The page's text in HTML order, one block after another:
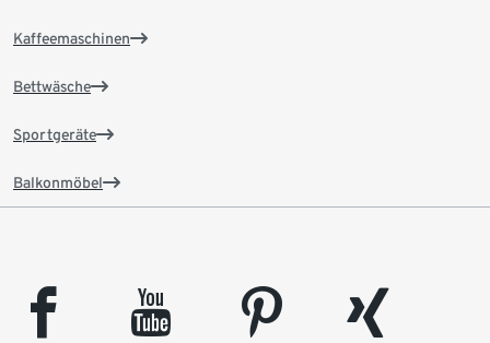
Kaffeemaschinen
Bettwäsche
Sportgeräte
Balkonmöbel
facebook youtube pinterest
xing